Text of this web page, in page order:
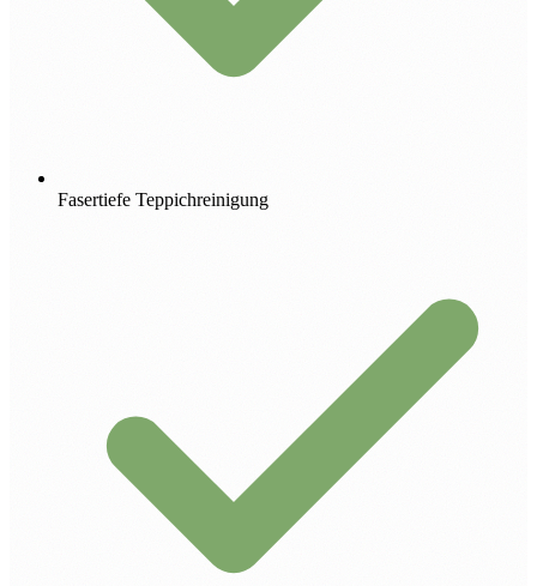
Fasertiefe Teppichreinigung